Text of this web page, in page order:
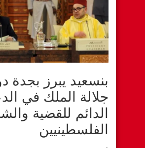
بنسعيد يبرز بجدة
جلالة الملك في
الدائم للقضية
الفلسطينيين